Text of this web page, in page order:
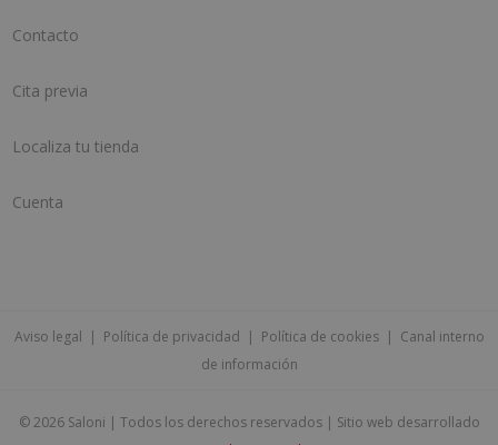
Contacto
Cita previa
Localiza tu tienda
Cuenta
Aviso legal | Política de privacidad | Política de cookies| Canal interno
de información
©2026 Saloni | Todos los derechos reservados | Sitio web desarrollado